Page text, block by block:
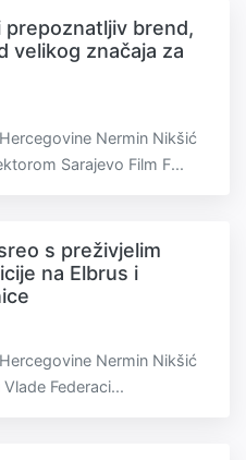
prepoznatljiv brend,
velikog značaja za
Nermin Nikšić
Sarajevo Film F...
s preživjelim
na Elbrus i
Nermin Nikšić
Federaci...